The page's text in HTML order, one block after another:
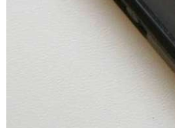
Фестиваль #ТриЧетыре
11–13 сентября в